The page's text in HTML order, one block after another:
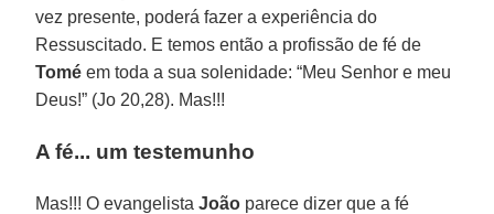
vez presente, poderá fazer a experiência do
Ressuscitado. E temos então a profissão de fé de
Tomé em toda a sua solenidade: “Meu Senhor e meu
Deus!” (Jo 20,28). Mas!!!
A fé... um testemunho
Mas!!! O evangelistaJoão parece dizer que a fé